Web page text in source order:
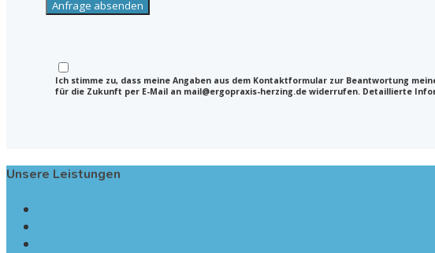
Ich stimme zu, dass meine Angaben aus dem Kontaktformular zur Beantwortung
für die Zukunft per E-Mail an mail@ergopraxis-herzing.de widerrufen. Detaillierte
Unsere Leistungen